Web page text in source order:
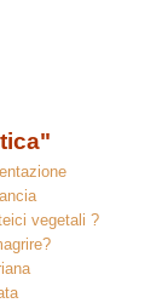
vegetali ?